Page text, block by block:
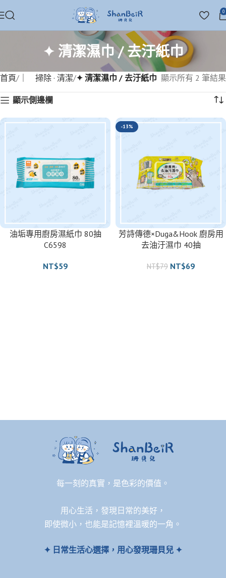
0
✦ 清潔濕巾 / 去汙紙巾
首頁 ｜ 掃除 · 清潔 ✦ 清潔濕巾 / 去汙紙巾 顯示所有 2 筆結果
顯示側邊欄
油垢專用廚房濕紙巾 80抽
C6598
NT$59
-13%
芳詩傳德×Duga&Hook 廚房用
去油汙濕巾 40抽
NT$79 NT$69
每一刻的真實，是色彩的價值。
用心生活，發現日常的美好，
即使微小，也能是記憶裡溫暖的一角。
✦ 日常生活心選擇，用心發現珊貝兒 ✦